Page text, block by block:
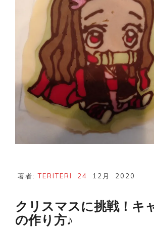
著者:TERITERI 24 12月 2020
クリスマスに挑戦！キ
の作り方♪